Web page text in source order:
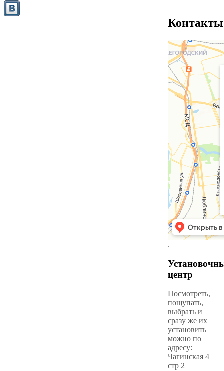
Контакты
.
центр
Посмотреть,
пощупать,
выбрать и
сразу же их
установить
можно по
адресу:
Чагинская 4
стр 2